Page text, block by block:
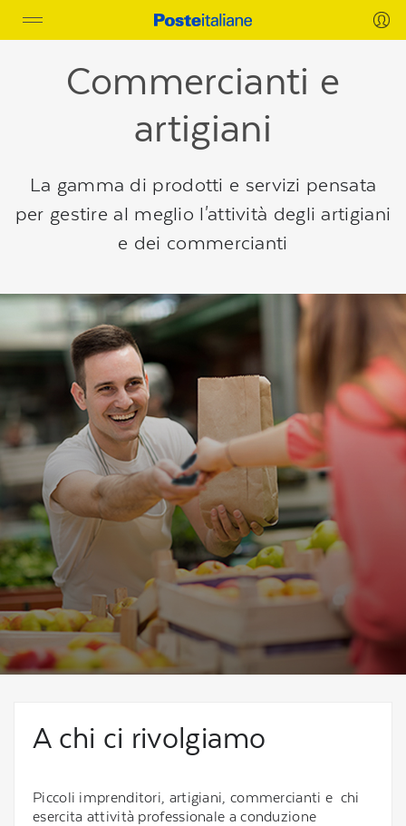
headerToggle
navigation
Commercianti e
artigiani
La gamma di prodotti e servizi pensata
per gestire al meglio l'attività degli artigiani
e dei commercianti
A chi ci rivolgiamo
Piccoli imprenditori, artigiani, commercianti e chi
esercita attività professionale a conduzione